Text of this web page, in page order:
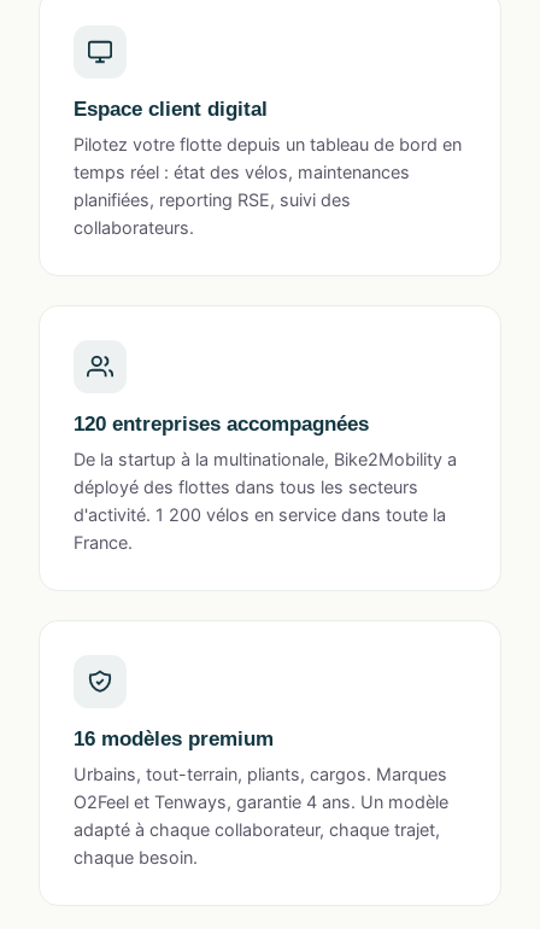
Espace client digital
Pilotez votre flotte depuis un tableau de bord en
temps réel : état des vélos, maintenances
planifiées, reporting RSE, suivi des
collaborateurs.
120 entreprises accompagnées
De la startup à la multinationale, Bike2Mobility a
déployé des flottes dans tous les secteurs
d'activité. 1 200 vélos en service dans toute la
France.
16 modèles premium
Urbains, tout-terrain, pliants, cargos. Marques
O2Feel et Tenways, garantie 4 ans. Un modèle
adapté à chaque collaborateur, chaque trajet,
chaque besoin.